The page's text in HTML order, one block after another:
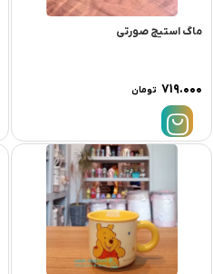
ماگ استیج صورتی
۷۱۹.۰۰۰ تومان